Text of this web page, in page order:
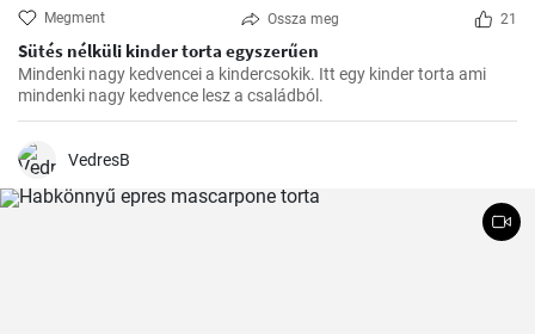
Megment Ossza meg 21
Sütés nélküli kinder torta egyszerűen
Mindenki nagy kedvencei a kindercsokik. Itt egy kinder torta ami
mindenki nagy kedvence lesz a családból.
VedresB